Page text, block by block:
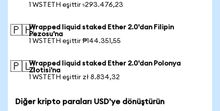
1 WSTETH eşittir ৳293.476,23
🇵🇭Wrapped liquid staked Ether 2.0'dan Filipin
Pezosu'na
1 WSTETH eşittir ₱144.351,55
🇵🇱Wrapped liquid staked Ether 2.0'dan Polonya
Zlotisi'na
1 WSTETH eşittir zł 8.834,32
Diğer kripto paraları USD'ye dönüştürün